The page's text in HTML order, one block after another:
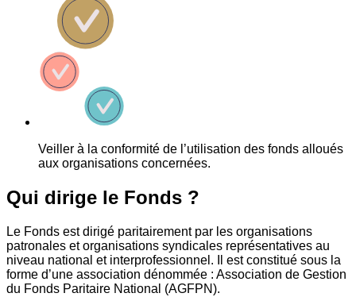
Veiller à la conformité de l’utilisation des fonds alloués
aux organisations concernées.
Qui dirige le Fonds ?
Le Fonds est dirigé paritairement par les organisations
patronales et organisations syndicales représentatives au
niveau national et interprofessionnel. Il est constitué sous la
forme d’une association dénommée : Association de Gestion
du Fonds Paritaire National (AGFPN).